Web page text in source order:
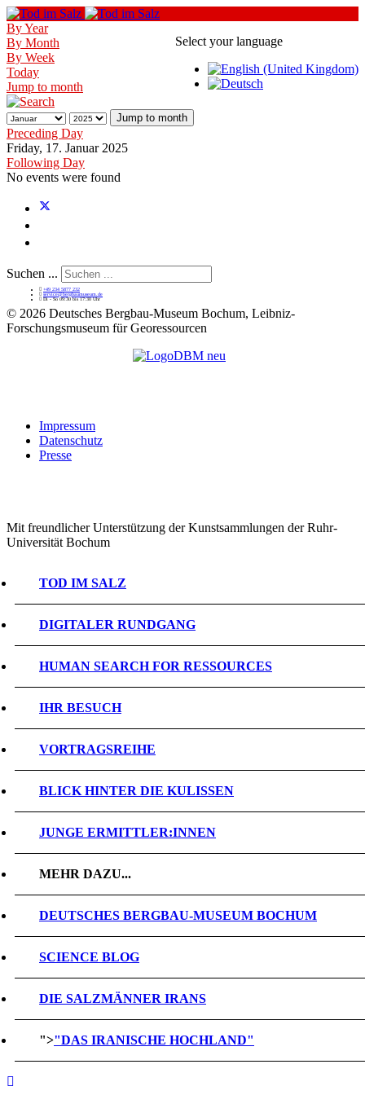
Select your language
By Year
By Month
By Week
Today
Jump to month
Jump to month
Preceding Day
Friday, 17. Januar 2025
Following Day
No events were found
Suchen ...
+49 234 5877 232
service@bergbaumuseum.de
Di - So 09:30 bis 17:30 Uhr
© 2026 Deutsches Bergbau-Museum Bochum, Leibniz-
Forschungsmuseum für Georessourcen
Impressum
Datenschutz
Presse
Mit freundlicher Unterstützung der Kunstsammlungen der Ruhr-
Universität Bochum
TOD IM SALZ
DIGITALER RUNDGANG
HUMAN SEARCH FOR RESSOURCES
IHR BESUCH
VORTRAGSREIHE
BLICK HINTER DIE KULISSEN
JUNGE ERMITTLER:INNEN
MEHR DAZU...
DEUTSCHES BERGBAU-MUSEUM BOCHUM
SCIENCE BLOG
DIE SALZMÄNNER IRANS
">"DAS IRANISCHE HOCHLAND"